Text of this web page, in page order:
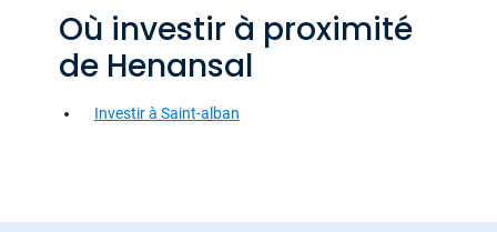
Où investir à proximité
de Henansal
Investir à Saint-alban